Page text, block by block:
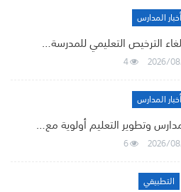
أخبار المدارس
الترخيص التعليمي للمدرسة…
2026/
4
أخبار المدارس
وتطوير التعليم أولوية مع…
2026/
6
التطبيقي